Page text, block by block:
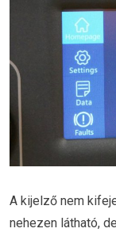
A kijelző nem
nehezen látható,